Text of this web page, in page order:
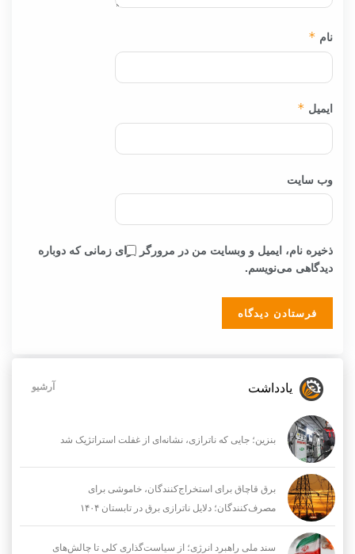
نام *
ایمیل *
وب‌ سایت
ذخیره نام، ایمیل و وبسایت من در مرورگر برای زمانی که دوباره
دیدگاهی می‌نویسم.
یادداشت آرشیو
بنزین؛ جایی که ناترازی، نشانه‌ای از غفلت استراتژیک شد
برق قاچاق برای استخراج‌کنندگان، خاموشی برای
مصرف‌کنندگان؛ دلایل ناترازی برق در تابستان ۱۴۰۴
سند ملی راهبرد انرژی؛ از سیاست‌گذاری کلی تا چالش‌های